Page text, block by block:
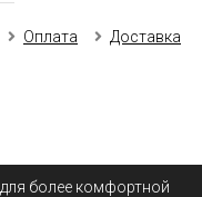
более комфортной
Оплата
Доставка